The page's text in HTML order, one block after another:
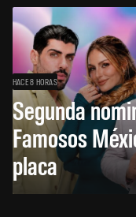
HACE 8 HORAS
Segunda
Famosos
placa